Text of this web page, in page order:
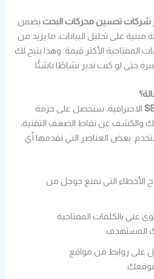
شركات تحسين محركات البحث يضمن
مبنية على تحليل البيانات، ما يزيد من
الأكثر قيمة. وهذا يتيح لك
حتى لو كنت تدير نشاطًا ناشئًا.
الاحترافية، ستحصل على حزمة
والكشف عن نقاط الضعف التقنية،
بعض العناصر التي تقدمها أي
الأخطاء التي تمنع جوجل من
غني بالكلمات المفتاحية
المستهدف.
على روابط من مواقع